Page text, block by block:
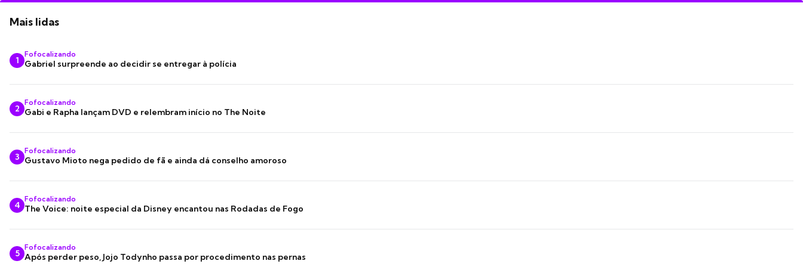
Mais lidas
1
Fofocalizando
Gabriel surpreende ao decidir se entregar à polícia
2
Fofocalizando
Gabi e Rapha lançam DVD e relembram início no The Noite
3
Fofocalizando
Gustavo Mioto nega pedido de fã e ainda dá conselho amoroso
4
Fofocalizando
The Voice: noite especial da Disney encantou nas Rodadas de Fogo
5
Fofocalizando
Após perder peso, Jojo Todynho passa por procedimento nas pernas